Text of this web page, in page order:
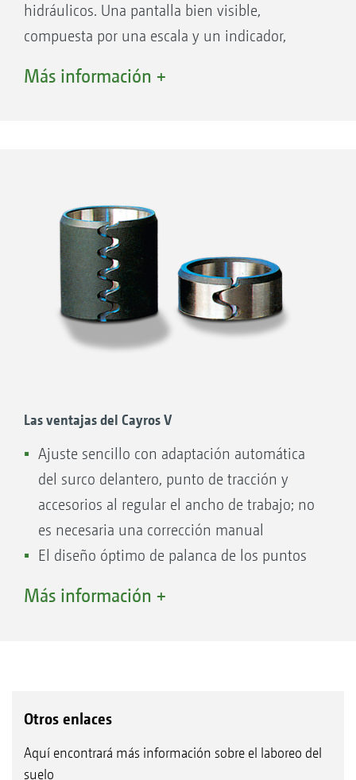
hidráulicos. Una pantalla bien visible,
compuesta por una escala y un indicador,
trabajo ajustada. Gracias a la cinemática
Más información +
Las ventajas del Cayros V
Ajuste sencillo con adaptación automática
del surco delantero, punto de tracción y
accesorios al regular el ancho de trabajo; no
es necesaria una corrección manual
El diseño óptimo de palanca de los puntos
y una carga de los rodamientos reducidas y,
arado se encuentran fuera del tubo del
debilitamiento del tubo del bastidor debido
Más información +
Otros enlaces
Aquí encontrará más información sobre el laboreo del
suelo